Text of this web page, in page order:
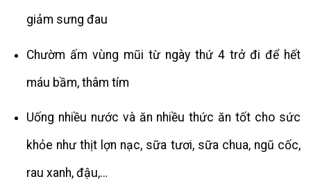
giảm sưng đau
Chườm ấm vùng mũi từ ngày thứ 4 trở đi để hết
máu bầm, thâm tím
Uống nhiều nước và ăn nhiều thức ăn tốt cho sức
khỏe như thịt lợn nạc, sữa tươi, sữa chua, ngũ cốc,
rau xanh, đậu,…